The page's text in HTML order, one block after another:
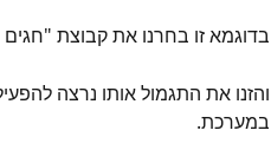
בדוגמא זו בחרנו את קבוצת
והזנו את התגמול אותו נרצה
במערכת.